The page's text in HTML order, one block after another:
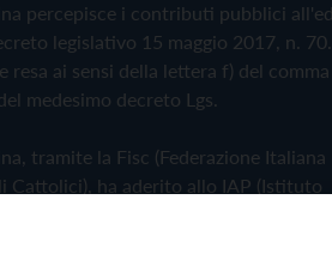
percepisce i contributi pubblici
legislativo 15 maggio 2017, n. 70.
resa ai sensi della lettera f) del
medesimo decreto Lgs.
tramite la Fisc (Federazione Italiana
Cattolici), ha aderito allo IAP (Istituto